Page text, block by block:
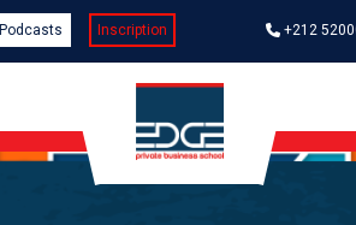
Podcasts Inscription +212